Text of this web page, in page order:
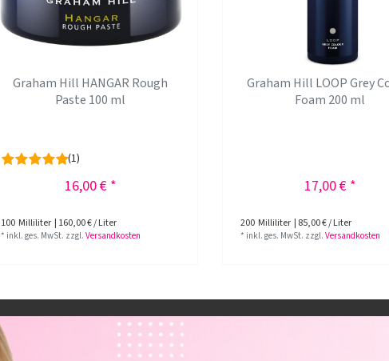
Graham Hill HANGAR Rough
Paste 100 ml
(1)
16,00 € *
100 Milliliter | 160,00 € / Liter
* inkl. ges. MwSt. zzgl.Versandkosten
Graham Hill LOOP Grey
Foam 200 ml
17,00 € *
200 Milliliter | 85,00 € / Liter
* inkl. ges. MwSt. zzgl.Versandkosten